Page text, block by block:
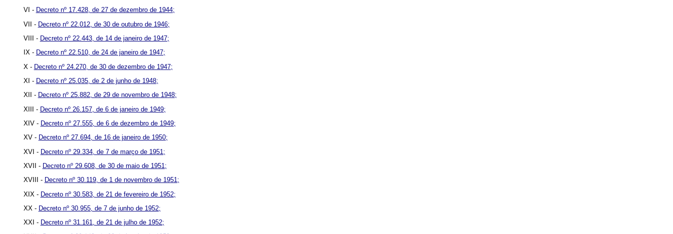
VI - Decreto nº 17.428, de 27 de dezembro de 1944;
VII - Decreto nº 22.012, de 30 de outubro de 1946;
VIII - Decreto nº 22.443, de 14 de janeiro de 1947;
IX - Decreto nº 22.510, de 24 de janeiro de 1947;
X - Decreto nº 24.270, de 30 de dezembro de 1947;
XI - Decreto nº 25.035, de 2 de junho de 1948;
XII - Decreto nº 25.882, de 29 de novembro de 1948;
XIII - Decreto nº 26.157, de 6 de janeiro de 1949;
XIV - Decreto nº 27.555, de 6 de dezembro de 1949;
XV - Decreto nº 27.694, de 16 de janeiro de 1950;
XVI - Decreto nº 29.334, de 7 de março de 1951;
XVII - Decreto nº 29.608, de 30 de maio de 1951;
XVIII - Decreto nº 30.119, de 1 de novembro de 1951;
XIX - Decreto nº 30.583, de 21 de fevereiro de 1952;
XX - Decreto nº 30.955, de 7 de junho de 1952;
XXI - Decreto nº 31.161, de 21 de julho de 1952;